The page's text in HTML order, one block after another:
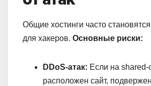
Общие хостинги часто
для хакеров. Основные риски:
DDoS-атак: Если на shared-
расположен сайт,